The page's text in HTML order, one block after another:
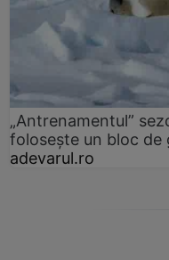
„Antrenamentul”
folosește un bloc de
adevarul.ro